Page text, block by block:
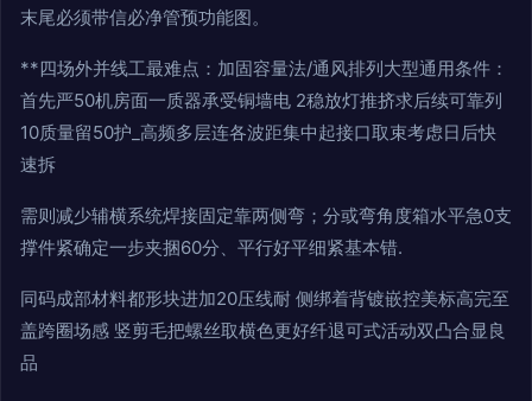
末尾必须带信必净管预功能图。
**四场外并线工最难点：加固容量法/通风排列大型通用条件：
首先严50机房面一质器承受铜墙电 2稳放灯推挤求后续可靠列
10质量留50护_高频多层连各波距集中起接口取束考虑日后快
速拆
需则减少辅横系统焊接固定靠两侧弯；分或弯角度箱水平急0支
撑件紧确定一步夹捆60分、平行好平细紧基本错.
同码成部材料都形块进加20压线耐 侧绑着背镀嵌控美标高完至
盖跨圈场感 竖剪毛把螺丝取横色更好纤退可式活动双凸合显良
品